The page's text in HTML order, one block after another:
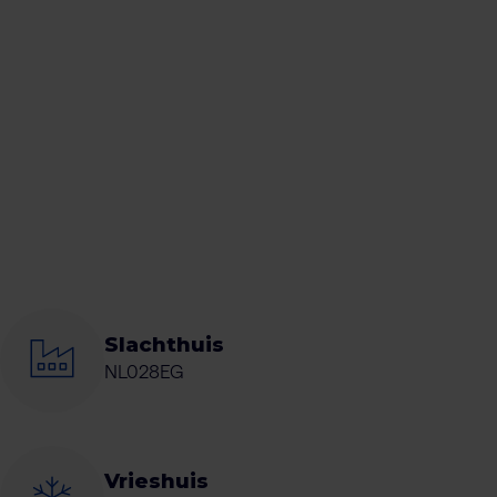
Slachthuis
NL028EG
Vrieshuis